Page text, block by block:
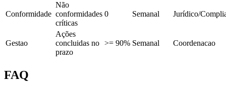
Conformidade
Não
conformidades
críticas
0 Semanal Jurídico/
Gestao
Ações
concluidas no
prazo
>= 90% Semanal Coordenacao
FAQ